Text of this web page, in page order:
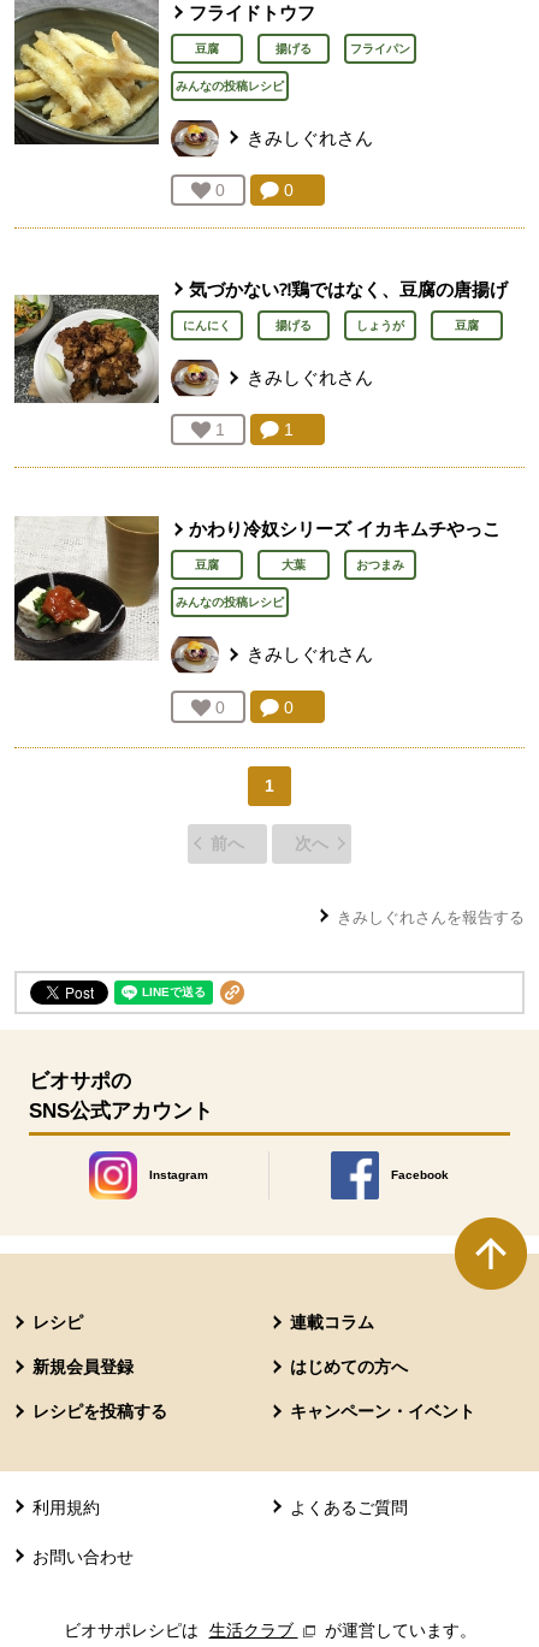
フライドトウフ
豆腐 揚げる フライパン
みんなの投稿レシピ
きみしぐれさん
お気に入り登録：
0 人が登録コメント：
0
気づかない⁈鶏ではなく、豆腐の唐揚げ
にんにく 揚げる しょうが 豆腐
きみしぐれさん
お気に入り登録：
1 人が登録コメント：
1
かわり冷奴シリーズ イカキムチやっこ
豆腐 大葉 おつまみ
みんなの投稿レシピ
きみしぐれさん
お気に入り登録：
0 人が登録コメント：
0
1
前へ 次へ
きみしぐれさんを報告する
ビオサポの
SNS公式アカウント
Instagram
別のウィンドウで開きます。
Facebook
別のウィンドウで開きます
レシピ 連載コラム
新規会員登録 はじめての方へ
レシピを投稿する キャンペーン・イベント
利用規約 よくあるご質問
お問い合わせ
ビオサポレシピは 生活クラブ 別のウィンドウで開きます。
が運営しています。